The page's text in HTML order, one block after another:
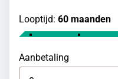
Looptijd: 60 maanden
Aanbetaling